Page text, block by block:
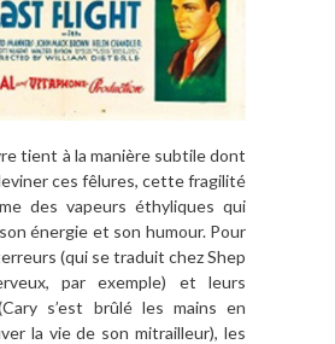
tient à la manière subtile dont
ces fêlures, cette fragilité
des vapeurs éthyliques qui
énergie et son humour. Pour
(qui se traduit chez Shep
par exemple) et leurs
s’est brûlé les mains en
la vie de son mitrailleur), les